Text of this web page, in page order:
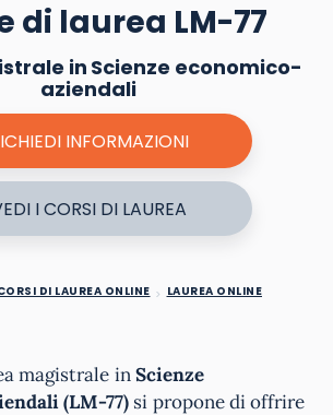
di laurea LM-77
in Scienze economico-
aziendali
INFORMAZIONI
I CORSI DI LAUREA
DI LAUREA ONLINE
LAUREA ONLINE
magistrale inScienze
(LM-77) si propone di offrire